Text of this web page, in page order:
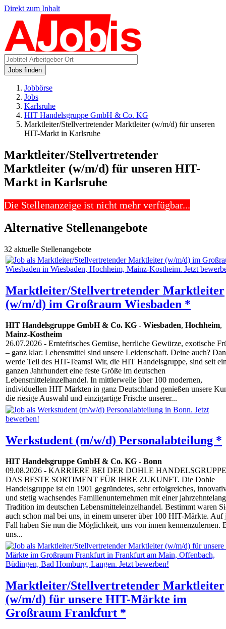
Direkt zum Inhalt
Jobs finden
Jobbörse
Jobs
Karlsruhe
HIT Handelsgruppe GmbH & Co. KG
Marktleiter/Stellvertretender Marktleiter (w/m/d) für unseren
HIT-Markt in Karlsruhe
Marktleiter/Stellvertretender
Marktleiter (w/m/d) für unseren HIT-
Markt in Karlsruhe
Die Stellenanzeige ist nicht mehr verfügbar...
Alternative Stellenangebote
32 aktuelle Stellenangebote
Marktleiter/Stellvertretender Marktleiter
(w/m/d) im Großraum Wiesbaden *
HIT Handelsgruppe GmbH & Co. KG - Wiesbaden, Hochheim,
Mainz-Kostheim
26.07.2026 - Erntefrisches Gemüse, herrliche Gewürze, exotische
– ganz klar: Lebensmittel sind unsere Leidenschaft. Deine auch?
werde Teil des HIT-Teams! Wir, die HIT Handelsgruppe, sind seit
ganzen Jahrhundert eine feste Größe im deutschen
Lebensmitteleinzelhandel. In mittlerweile über 100 modernen,
individuellen HIT Märkten in ganz Deutschland genießen unsere
die riesige Auswahl und einzigartige Frische unserer...
Werkstudent (m/w/d) Personalabteilung *
HIT Handelsgruppe GmbH & Co. KG - Bonn
09.08.2026 - KARRIERE BEI DER DOHLE
DAS BESTE SORTIMENT FÜR IHRE ZUKUNFT. Die Dohle
Handelsgruppe ist ein 1901 gegründetes, sehr erfolgreiches,
und stetig wachsendes Familienunternehmen mit einer
Tradition im deutschen Lebensmitteleinzelhandel. Bestimmt waren
auch schon mal bei uns, in einem unserer über 100 HIT-Märkte. Auf
Fall haben Sie nun die Möglichkeit, uns von innen kennenzulernen.
uns...
Marktleiter/Stellvertretender Marktleiter
(w/m/d) für unsere HIT-Märkte im
Großraum Frankfurt *